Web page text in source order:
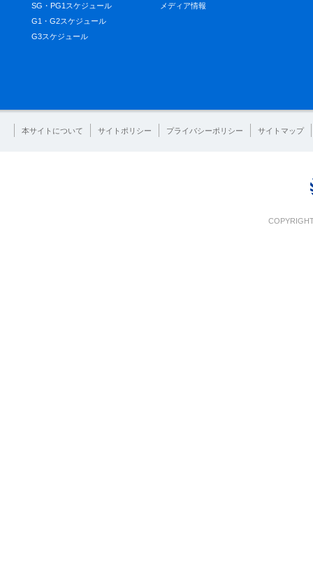
SG・PG1スケジュール
G1・G2スケジュール
G3スケジュール
メディア情報
本サイトについて サイトポリシー プライバシーポリシー サイトマップ